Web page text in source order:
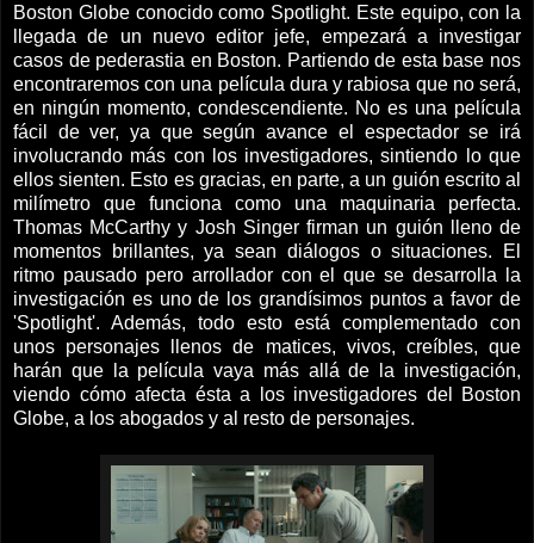
Boston Globe conocido como Spotlight. Este equipo, con la
llegada de un nuevo editor jefe, empezará a investigar
casos de pederastia en Boston. Partiendo de esta base nos
encontraremos con una película dura y rabiosa que no será,
en ningún momento, condescendiente. No es una película
fácil de ver, ya que según avance el espectador se irá
involucrando más con los investigadores, sintiendo lo que
ellos sienten. Esto es gracias, en parte, a un guión escrito al
milímetro que funciona como una maquinaria perfecta.
Thomas McCarthy y Josh Singer firman un guión lleno de
momentos brillantes, ya sean diálogos o situaciones. El
ritmo pausado pero arrollador con el que se desarrolla la
investigación es uno de los grandísimos puntos a favor de
'Spotlight'. Además, todo esto está complementado con
unos personajes llenos de matices, vivos, creíbles, que
harán que la película vaya más allá de la investigación,
viendo cómo afecta ésta a los investigadores del Boston
Globe, a los abogados y al resto de personajes.